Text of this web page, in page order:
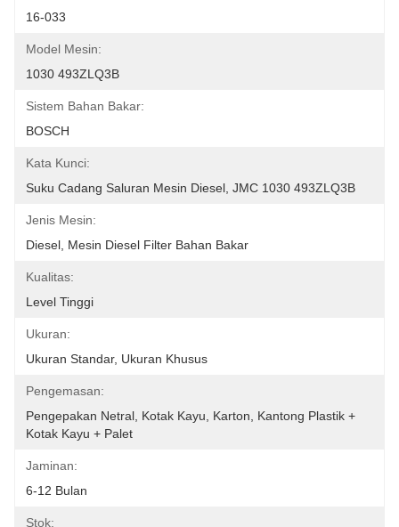
16-033
Model Mesin:
1030 493ZLQ3B
Sistem Bahan Bakar:
BOSCH
Kata Kunci:
Suku Cadang Saluran Mesin Diesel, JMC 1030 493ZLQ3B
Jenis Mesin:
Diesel, Mesin Diesel Filter Bahan Bakar
Kualitas:
Level Tinggi
Ukuran:
Ukuran Standar, Ukuran Khusus
Pengemasan:
Pengepakan Netral, Kotak Kayu, Karton, Kantong Plastik +
Kotak Kayu + Palet
Jaminan:
6-12 Bulan
Stok: